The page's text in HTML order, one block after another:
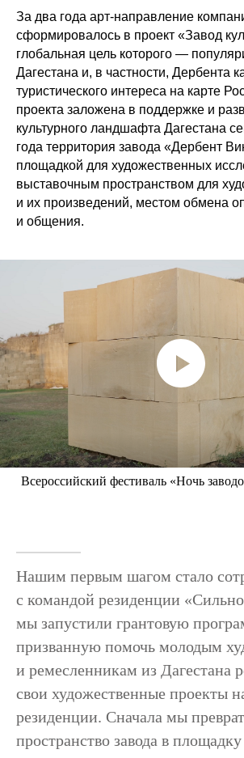
За два года арт-направление
сформировалось в проект «Завод
глобальная цель которого —
Дагестана и, в частности, Дербента
туристического интереса на карте
проекта заложена в поддержке и
культурного ландшафта Дагестана
года территория завода «Дербент
площадкой для художественных
выставочным пространством для
и их произведений, местом обмена
и общения.
Всероссийский фестиваль «Ночь
Нашим первым шагом стало
с командой резиденции
мы запустили грантовую
призванную помочь молодым
и ремесленникам из Дагестана
свои художественные проекты
резиденции. Сначала мы
пространство завода в